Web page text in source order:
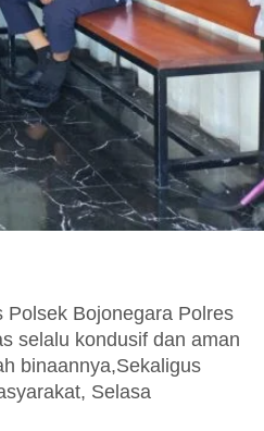
Polsek Bojonegara Polres
selalu kondusif dan aman
binaannya,Sekaligus
Selasa